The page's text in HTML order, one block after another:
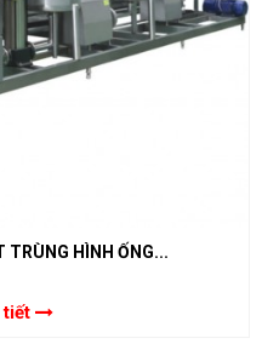
TRÙNG HÌNH ỐNG...
tiết